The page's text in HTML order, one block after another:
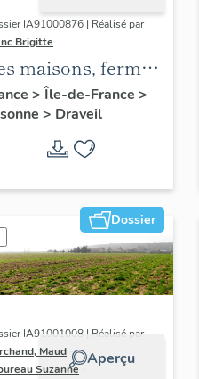
IA91000876 | Réalisé par
Brigitte
maisons, fermes
immeubles de
> Île-de-France >
> Draveil
Dossier
Aperçu
IA91001008 | Réalisé par
Maud -
Suzanne-